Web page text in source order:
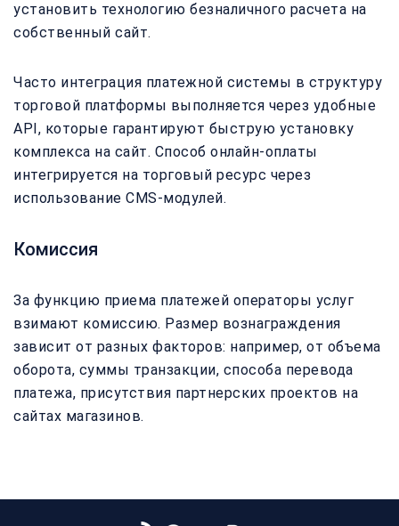
установить технологию безналичного расчета на
собственный сайт.
Часто интеграция платежной системы в структуру
торговой платформы выполняется через удобные
API, которые гарантируют быструю установку
комплекса на сайт. Способ онлайн-оплаты
интегрируется на торговый ресурс через
использование CMS-модулей.
Комиссия
За функцию приема платежей операторы услуг
взимают комиссию. Размер вознаграждения
зависит от разных факторов: например, от объема
оборота, суммы транзакции, способа перевода
платежа, присутствия партнерских проектов на
сайтах магазинов.